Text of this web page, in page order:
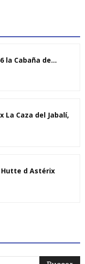
la Cabaña de...
La Caza del Jabalí,
Hutte d Astérix